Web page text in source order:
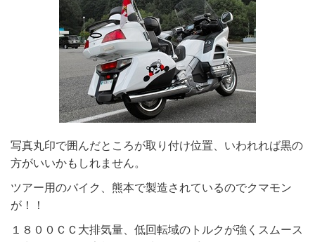
写真丸印で囲んだところが取り付け位置、いわれれば黒の
方がいいかもしれません。
ツアー用のバイク、熊本で製造されているのでクマモン
が！！
１８００ＣＣ大排気量、低回転域のトルクが強くスムース